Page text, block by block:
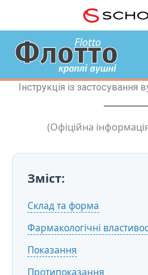
content
Інструкція із
(Офіційна
Зміст:
Склад та форма
Фармакологічні
Показання
Протипоказання